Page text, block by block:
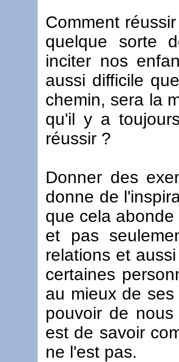
Comment
quelque sorte
inciter nos
aussi difficile
chemin, sera la
qu'il y a
réussir ?
Donner des
donne de
que cela
et pas
relations et
certaines
au mieux de
pouvoir de
est de savoir
ne l'est pas.